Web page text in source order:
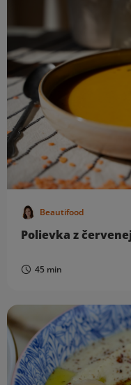
Beautifood
Polievka z
45 min